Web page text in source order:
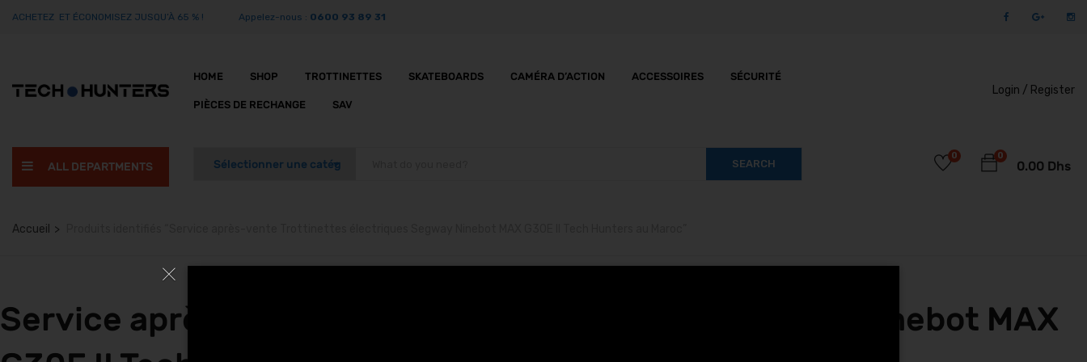
ACHETEZ ET ÉCONOMISEZ JUSQU’À 65 % ! Appelez-nous : 0600 93 89 31
HOME SHOP TROTTINETTES SKATEBOARDS CAMÉRA D’ACTION ACCESSOIRES SÉCURITÉ
PIÈCES DE RECHANGE SAV
Login / Register
ALL DEPARTMENTS SEARCH
0
0.00 Dhs
0
Accueil
Service après-vente Trottinettes électriques Segway Ninebot MAX